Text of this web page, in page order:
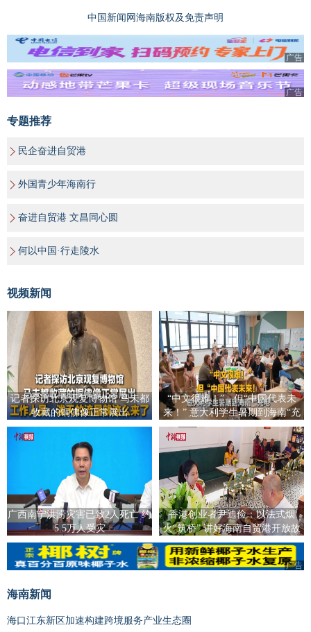
中国新闻网海南版权及免责声明
广告
广告
专题推荐
民企奋进自贸港
外国青少年海南行
奋进自贸港 文昌同心圆
何以中国·行走陵水
视频新闻
记者探访北京观复博物馆 马未都
收藏的铜佛像正常展出
“中文很难！”，但“中国代表未
来！” 意大利学生暑期到海南“充
电”
广西南宁洪涝灾害已致2人死亡 约
5.5万人受灾
香港创业者尹迪俭：以法式烟
火“筑桥” 讲好海南自贸港开放故
事
广告
广告
海南新闻
海口江东新区加速构建跨境服务产业生态圈